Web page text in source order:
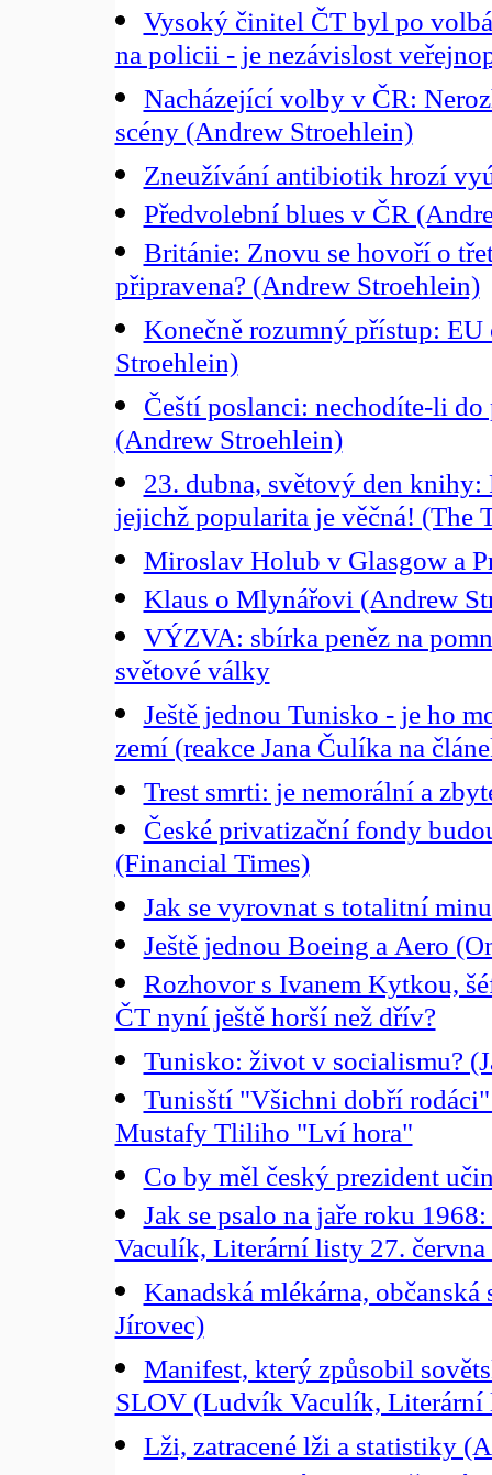
Vysoký činitel ČT byl po
na policii - je nezávislost
Nacházející volby v ČR:
scény (Andrew Stroehlein)
Zneužívání antibiotik hrozí
Předvolební blues v ČR
Británie: Znovu se hovoří o
připravena? (Andrew Stroehlein)
Konečně rozumný přístup:
Stroehlein)
Čeští poslanci: nechodíte-li do
(Andrew Stroehlein)
23. dubna, světový den
jejichž popularita je věčná! (The
Miroslav Holub v Glasgow a
Klaus o Mlynářovi (Andrew
VÝZVA: sbírka peněz na
světové války
Ještě jednou Tunisko - je ho
zemí (reakce Jana Čulíka na
Trest smrti: je nemorální a
České privatizační fondy
(Financial Times)
Jak se vyrovnat s totalitní
Ještě jednou Boeing a Aero
Rozhovor s Ivanem Kytkou,
ČT nyní ještě horší než dřív?
Tunisko: život v socialismu?
Tunisští "Všichni dobří
Mustafy Tliliho "Lví hora"
Co by měl český prezident
Jak se psalo na jaře roku
Vaculík, Literární listy 27.
Kanadská mlékárna,
Jírovec)
Manifest, který způsobil
SLOV (Ludvík Vaculík, Literární
Lži, zatracené lži a statistiky